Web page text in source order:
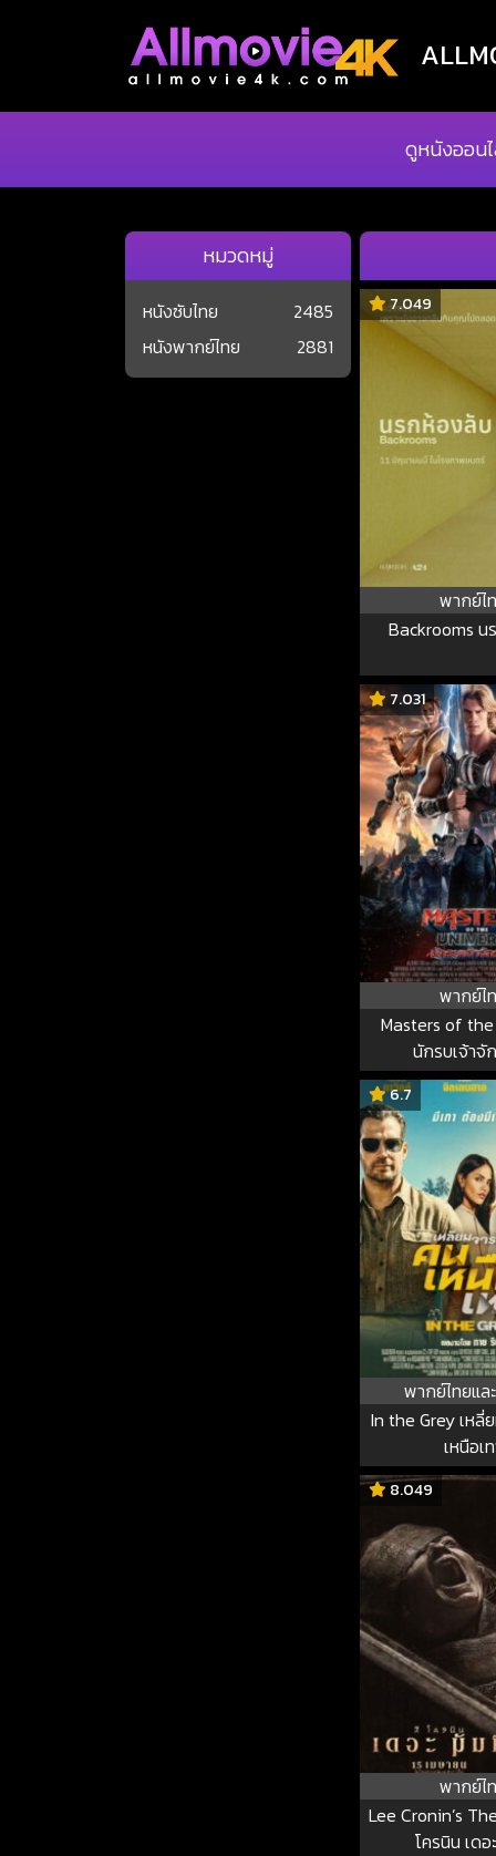
ดูหนังออน
หมวดหมู่
หนังซับไทย
2485
หนังพากย์ไทย
2881
7.049
พากย์ไ
Backrooms
7.031
พากย์ไ
Masters of
นักรบเจ้าจั
6.7
พากย์ไทยแล
In the Grey เหลี่
เหนือเ
8.049
พากย์ไ
Lee Cronin’s
โครนิน เด